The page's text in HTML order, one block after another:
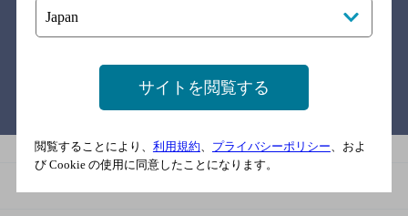
サイトを閲覧する
閲覧することにより、 利用規約、 プライバシーポリシー、およ
び Cookie の使用に同意したことになります。